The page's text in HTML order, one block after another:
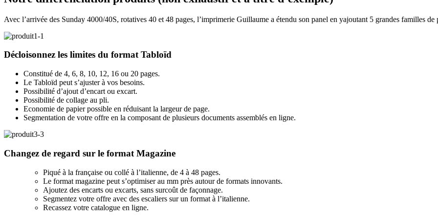
Avec l’arrivée des Sunday 4000/40S, rotatives 40 et 48 pages, l’imprimerie Guillaume a étendu son panel en yajoutant 5 grandes familles de
Décloisonnez les limites du formatTabloïd
Constitué de 4, 6, 8, 10, 12, 16 ou 20 pages.
Le Tabloïd peut s’ajuster à vos besoins.
Possibilité d’ajout d’encart ou excart.
Possibilité de collage au pli.
Economie de papier possible en réduisant la largeur de page.
Segmentation de votre offre en la composant de plusieurs documents assemblés en ligne.
Changez de regard sur le format Magazine
Piqué à la française ou collé à l’italienne, de 4 à 48 pages.
Le format magazine peut s’optimiser au mm près autour de formats innovants.
Ajoutez des encarts ou excarts, sans surcoût de façonnage.
Segmentez votre offre avec des escaliers sur un format à l’italienne.
Recassez votre catalogue en ligne.